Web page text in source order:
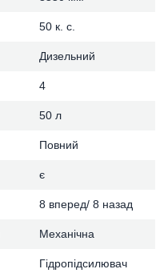
50 к. с.
Дизельний
4
50 л
Повний
є
8 вперед/ 8 назад
Механічна
Гідропідсилювач